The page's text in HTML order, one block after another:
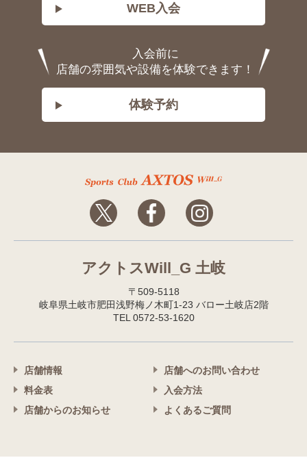
WEB入会
入会前に
店舗の雰囲気や設備を体験できます！
体験予約
アクトスWill_G 土岐
〒509-5118
岐阜県土岐市肥田浅野梅ノ木町1-23 バロー土岐店2階
TEL 0572-53-1620
店舗情報
料金表
店舗からのお知らせ
店舗へのお問い合わせ
入会方法
よくあるご質問